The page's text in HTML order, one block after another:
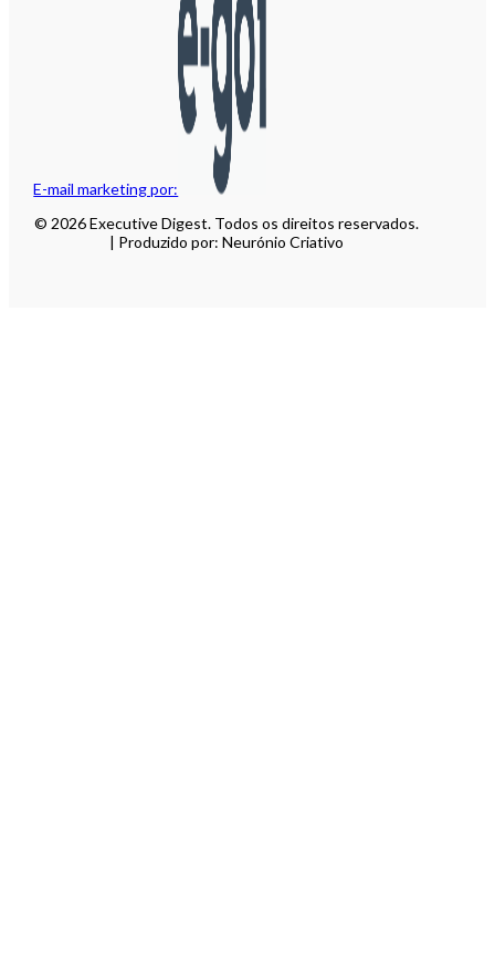
E-mail marketing por:
© 2026 Executive Digest. Todos os direitos reservados.
| Produzido por: Neurónio Criativo